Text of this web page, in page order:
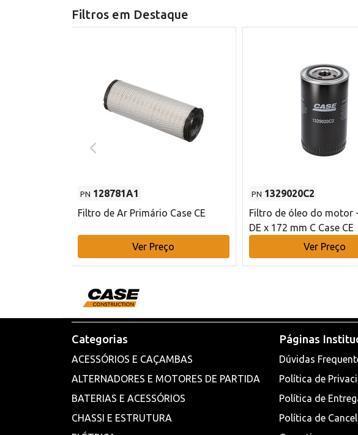
Filtros em Destaque
PN 128781A1
Filtro de Ar Primário Case CE
Ver Preço
PN 1329020C2
Filtro de óleo do motor
DE x 172 mm C Case CE
Ver Preço
Categorias
ACESSÓRIOS E CAÇAMBAS
ALTERNADORES E MOTORES DE PARTIDA
BATERIAS E ACESSÓRIOS
CHASSI E ESTRUTURA
Páginas
Dúvidas
Política de
Política de
Política de